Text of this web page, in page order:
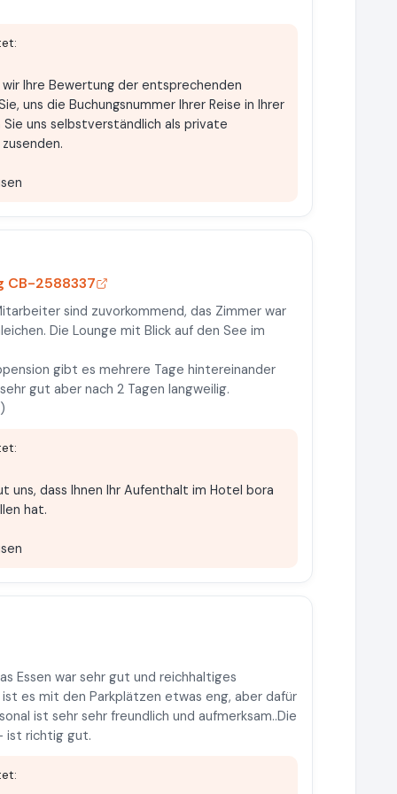
Ihre Bewertung der entsprechenden
uns die Buchungsnummer Ihrer Reise in Ihrer
Sie uns selbstverständlich als private
CB-2588337
sind zuvorkommend, das Zimmer war
Die Lounge mit Blick auf den See im
gibt es mehrere Tage hintereinander
gut aber nach 2 Tagen langweilig.
uns, dass Ihnen Ihr Aufenthalt im Hotel bora
hat.
Essen war sehr gut und reichhaltiges
es mit den Parkplätzen etwas eng, aber dafür
ist sehr sehr freundlich und aufmerksam..Die
ist richtig gut.